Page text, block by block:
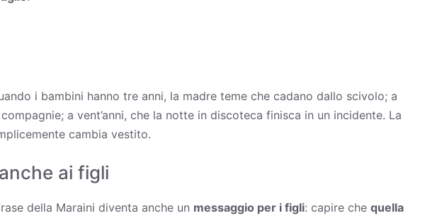
i bambini hanno tre anni, la madre teme che cadano dallo scivolo; a
a vent’anni, che la notte in discoteca finisca in un incidente. La
cambia vestito.
ai figli
della Maraini diventa anche un messaggio per i figli: capire che quella